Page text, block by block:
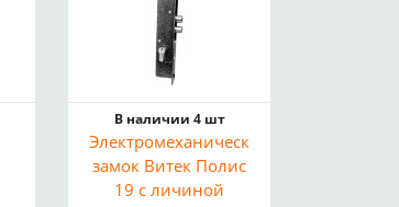
В наличии 4 шт
Электромеханический
замок Витек Полис
19 с личиной